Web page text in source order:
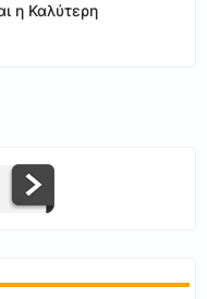
η Καλύτερη